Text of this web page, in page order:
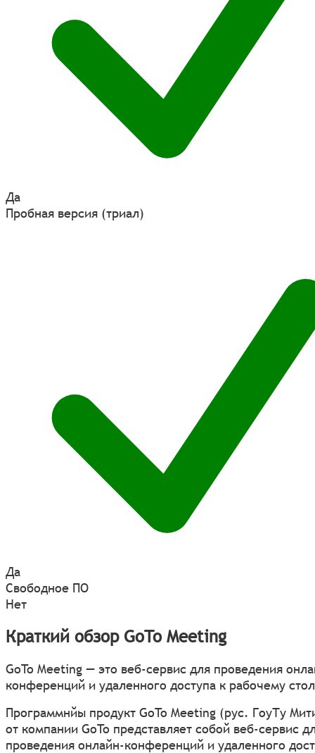
Да
Пробная версия (триал)
Да
Свободное ПО
Нет
Краткий обзор GoTo Meeting
GoTo Meeting — это веб-сервис для проведения
конференций и удаленного доступа к рабочему
Программнйы продукт GoTo Meeting (рус. ГоуТу
от компании GoTo представляет собой веб-сервис
проведения онлайн-конференций и удаленного